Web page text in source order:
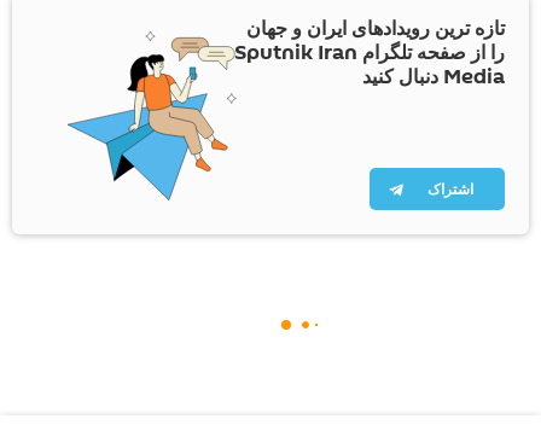
تازه ترین رویدادهای ایران و جهان
را از صفحه تلگرام Sputnik Iran
Media دنبال کنید
اشتراک